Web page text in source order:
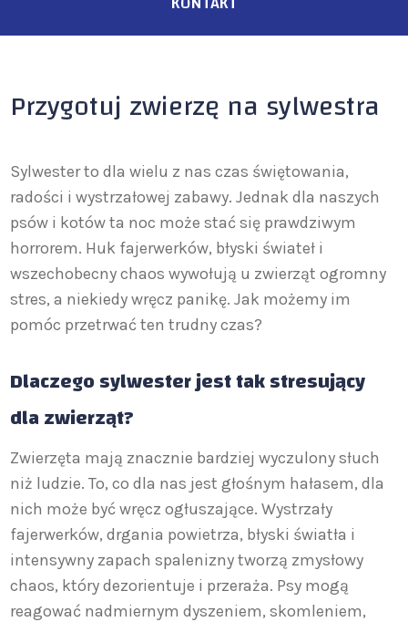
Przygotuj zwierzę na sylwestra
Sylwester to dla wielu z nas czas świętowania,
radości i wystrzałowej zabawy. Jednak dla naszych
psów i kotów ta noc może stać się prawdziwym
horrorem. Huk fajerwerków, błyski świateł i
wszechobecny chaos wywołują u zwierząt ogromny
stres, a niekiedy wręcz panikę. Jak możemy im
pomóc przetrwać ten trudny czas?
Dlaczego sylwester jest tak stresujący
dla zwierząt?
Zwierzęta mają znacznie bardziej wyczulony słuch
niż ludzie. To, co dla nas jest głośnym hałasem, dla
nich może być wręcz ogłuszające. Wystrzały
fajerwerków, drgania powietrza, błyski światła i
intensywny zapach spalenizny tworzą zmysłowy
chaos, który dezorientuje i przeraża. Psy mogą
reagować nadmiernym dyszeniem, skomleniem,